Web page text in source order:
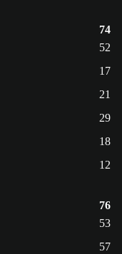
74
52
17
21
29
18
12
76
53
57